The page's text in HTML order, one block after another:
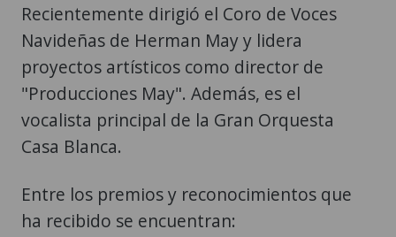
Recientemente dirigió el Coro de Voces
Navideñas de Herman May y lidera
proyectos artísticos como director de
"Producciones May". Además, es el
vocalista principal de la Gran Orquesta
Casa Blanca.
Entre los premios y reconocimientos que
ha recibido se encuentran: